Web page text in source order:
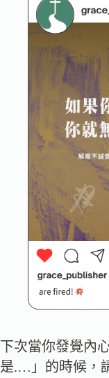
下次當你發覺內
是.…」的時候，